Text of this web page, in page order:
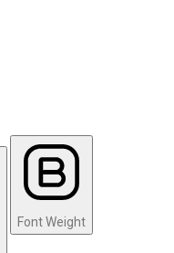
Font Weight